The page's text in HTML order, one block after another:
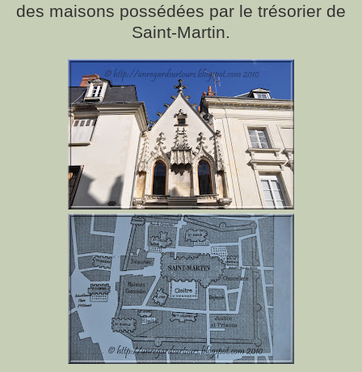
des maisons possédées par le trésorier de
Saint-Martin.